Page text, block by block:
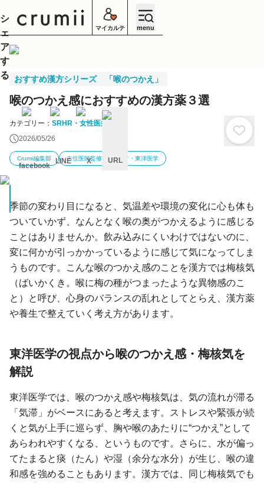
マイカルテ menu
おすすめ漢方シリーズ 「喉のつかえ」
喉のつかえ感におすすめの漢方薬３選
カテゴリー： SRHR・女性医療
2026/05/26
Crumii編集部 吉住医師監修 漢方・東洋医学
季節の変わり目になると、気温差や環境の変化に心も体も
ついていかず、なんとなく喉の奥がつかえるように感じる
ことはありませんか。飲み込みにくいわけではないのに、
変に何かが引っかかっているように感じて気になってしま
うものです。こんな喉のつかえ感のことを漢方では梅核気
（ばいかくき。喉に梅の種がつまったような異物感のこ
と）と呼び、心身のバランスの乱れとしてとらえ、漢方薬
や養生で整えていく考え方があります。
東洋医学の視点から喉のつかえ感・梅核気を
解説
東洋医学では、喉のつかえ感や梅核気は、気の流れが滞る
「気滞」がベースにあると考えます。ストレスや緊張が続
くと気が上手に巡らず、胸や喉のあたりに“つかえ”として
あらわれやすくなる、というものです。さらに、水が偏っ
てたまると痰（たん）や湿（余分な水分）が生じ、喉の違
和感を強めることもあります。漢方では、同じ梅核気でも
シ
ェ
ア
す
る
facebook
LINE X URL
キ
セ
ル